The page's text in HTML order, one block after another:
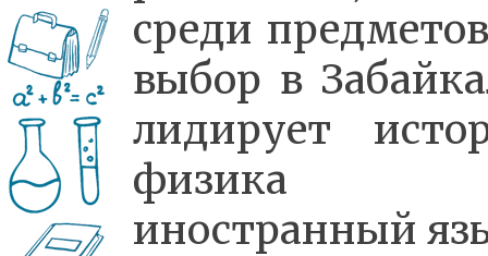
среди
выбор в
лидирует
физика
иностранный